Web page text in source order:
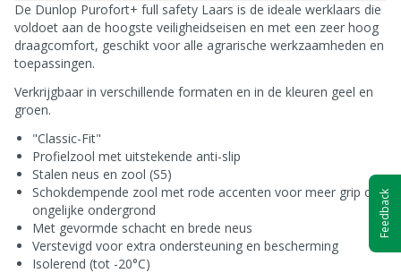
De Dunlop Purofort+ full safety Laars is de ideale werklaars die
voldoet aan de hoogste veiligheidseisen en met een zeer hoog
draagcomfort, geschikt voor alle agrarische werkzaamheden en
toepassingen.
Verkrijgbaar in verschillende formaten en in de kleuren geel en
groen.
"Classic-Fit"
Profielzool met uitstekende anti-slip
Stalen neus en zool (S5)
Schokdempende zool met rode accenten voor meer grip op
ongelijke ondergrond
Met gevormde schacht en brede neus
Verstevigd voor extra ondersteuning en bescherming
Isolerend (tot -20°C)
Feedback